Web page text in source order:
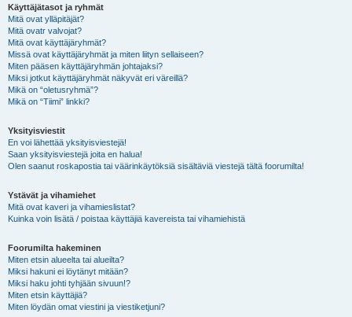
Käyttäjätasot ja ryhmät
Mitä ovat ylläpitäjät?
Mitä ovatr valvojat?
Mitä ovat käyttäjäryhmät?
Missä ovat käyttäjäryhmät ja miten liityn sellaiseen?
Miten pääsen käyttäjäryhmän johtajaksi?
Miksi jotkut käyttäjäryhmät näkyvät eri väreillä?
Mikä on “oletusryhmä”?
Mikä on “Tiimi” linkki?
Yksityisviestit
En voi lähettää yksityisviestejä!
Saan yksityisviestejä joita en halua!
Olen saanut roskapostia tai väärinkäytöksiä sisältäviä viestejä tältä foorumilta!
Ystävät ja vihamiehet
Mitä ovat kaveri ja vihamieslistat?
Kuinka voin lisätä / poistaa käyttäjiä kavereista tai vihamiehistä
Foorumilta hakeminen
Miten etsin alueelta tai alueilta?
Miksi hakuni ei löytänyt mitään?
Miksi haku johti tyhjään sivuun!?
Miten etsin käyttäjiä?
Miten löydän omat viestini ja viestiketjuni?